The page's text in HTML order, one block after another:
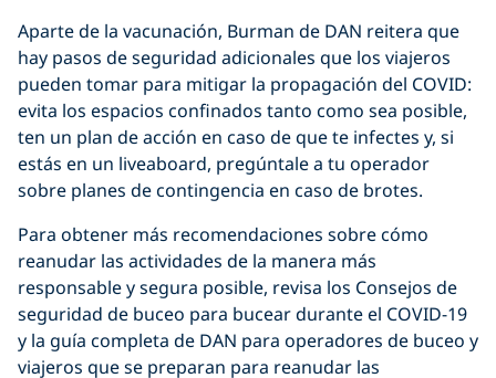
Aparte de la vacunación, Burman de DAN reitera que
hay pasos de seguridad adicionales que los viajeros
pueden tomar para mitigar la propagación del COVID:
evita los espacios confinados tanto como sea posible,
ten un plan de acción en caso de que te infectes y, si
estás en un liveaboard, pregúntale a tu operador
sobre planes de contingencia en caso de brotes.
Para obtener más recomendaciones sobre cómo
reanudar las actividades de la manera más
responsable y segura posible, revisa los Consejos de
seguridad de buceo para bucear durante el COVID-19
y la guía completa de DAN para operadores de buceo y
viajeros que se preparan para reanudar las